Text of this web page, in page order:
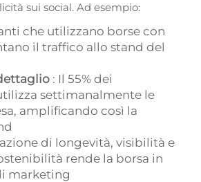
sui social. Ad esempio:
che utilizzano borse con
il traffico allo stand del
: Il 55% dei
settimanalmente le
amplificando così la
di longevità, visibilità e
rende la borsa in
marketing